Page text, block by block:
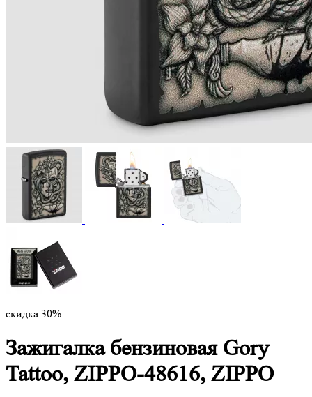
скидка 30%
Зажигалка бензиновая Gory
Tattoo, ZIPPO-48616, ZIPPO